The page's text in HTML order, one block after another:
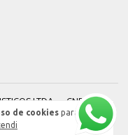
de cookies para
LTDA — CNPJ:
reservados.